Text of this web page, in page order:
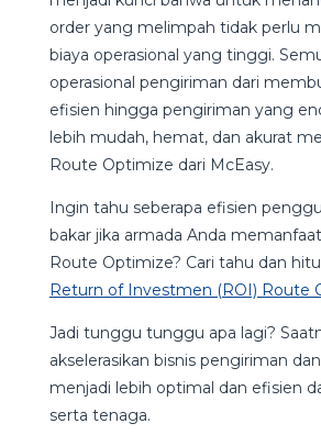
order yang melimpah tidak perlu
biaya operasional yang tinggi.
operasional pengiriman dari
efisien hingga pengiriman yang
lebih mudah, hemat, dan akurat
Route Optimize dari McEasy.
Ingin tahu seberapa efisien
bakar jika armada Anda
Route Optimize? Cari tahu dan
Return of Investmen (ROI) Route
Jadi tunggu tunggu apa lagi?
akselerasikan bisnis pengiriman
menjadi lebih optimal dan efisien
serta tenaga.